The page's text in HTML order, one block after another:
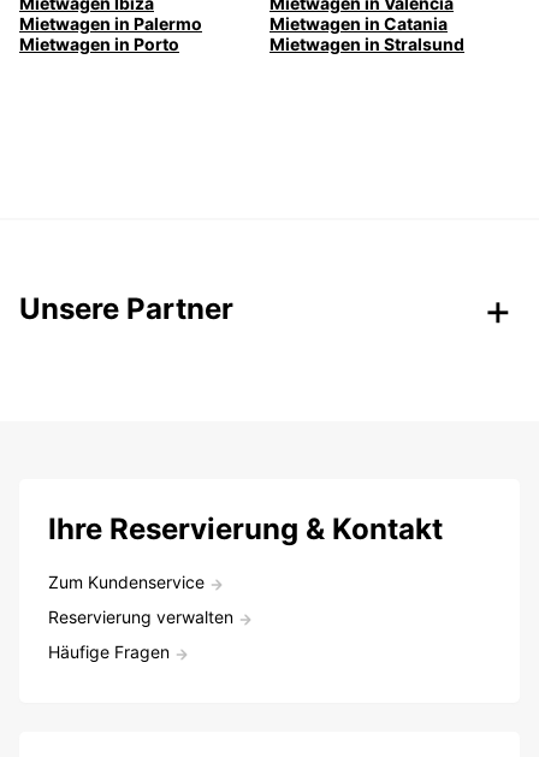
Mietwagen in Palermo
Mietwagen in Catania
Mietwagen in Porto
Mietwagen in Stralsund
Unsere Partner
Ihre Reservierung & Kontakt
Zum Kundenservice
Reservierung verwalten
Häufige Fragen